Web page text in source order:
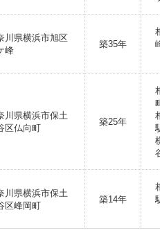
川県横浜市旭区
峰
築35年
川県横浜市保土
区仏向町
築25年
川県横浜市保土
区峰岡町
築14年